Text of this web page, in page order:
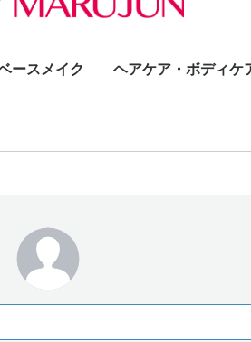
ースメイク ヘアケア・ボディケ